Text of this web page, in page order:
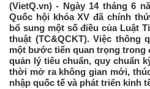
(VietQ.vn) - Ngày 14 tháng 6
Quốc hội khóa XV đã chính
bổ sung một số điều của Luật
thuật (TC&QCKT). Việc thông
một bước tiến quan trọng trong
quản lý tiêu chuẩn, quy chuẩn
thời mở ra không gian mới,
nhập quốc tế và phát triển kinh